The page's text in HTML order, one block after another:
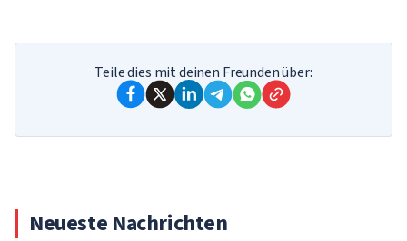
Teile dies mit deinen Freunden über:
Neueste Nachrichten